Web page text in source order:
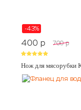
-43%
400 p 700 p
Нож для мясорубки